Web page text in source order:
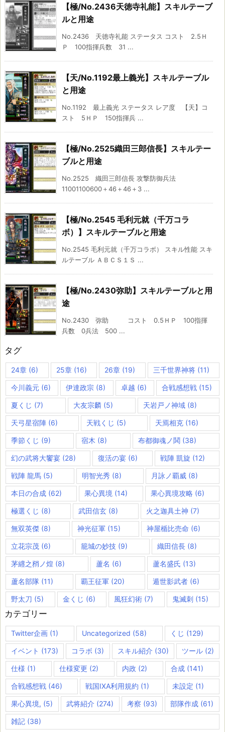
【極/No.2436天徳寺礼能】スキルテーブ
ルと用途
No.2436 天徳寺礼能 ステータス コスト 2.5Ｈ
Ｐ 100指揮兵数 31 ...
【天/No.1192最上義光】スキルテーブル
と用途
No.1192 最上義光 ステータス レア度 【天】コ
スト 5ＨＰ 150指揮兵 ...
【極/No.2525織田三郎信長】スキルテー
ブルと用途
No.2525 織田三郎信長 攻撃防御兵法
11001100600＋46＋46＋3 ...
【極/No.2545 毛利元就（千万コラ
ボ）】スキルテーブルと用途
No.2545 毛利元就（千万コラボ） スキル性能 スキ
ルテーブル ＡＢＣＳ１Ｓ ...
【極/No.2430弥助】スキルテーブルと用
途
No.2430 弥助 コスト 0.5ＨＰ 100指揮
兵数 0兵法 500 ...
タグ
24章 (6) 25章(16) 26章 (19) 三千世界神将(11)
今川義元 (6) 伊達政宗 (8) 卓越 (6) 合戦感想戦(15)
夏くじ (7) 大友宗麟 (5) 天岩戸ノ神域 (8)
天弓星宿陣 (6) 天戦くじ (5) 天焉相克(16)
季節くじ (9) 宿木 (8) 布都御魂ノ鬨 (38)
幻の武将大饗宴 (28) 復活の宴 (6) 戦陣 凱旋 (12)
戦陣 龍馬 (5) 明智光秀 (8) 月詠ノ覇威(8)
本日の合成 (62) 果心異境 (14) 果心異境攻略 (6)
極選くじ (8) 武田信玄 (8) 火之迦具土神 (7)
無双英傑 (8) 神光征軍(15) 神屋楯比売命 (6)
立花宗茂 (6) 籠城の妙技(9) 織田信長 (8)
茅纒之矟ノ煌 (8) 蘆名 (6) 蘆名盛氏 (13)
蘆名部隊 (11) 覇王征軍 (20) 遁世影武者(6)
野太刀 (5) 金くじ (6) 風狂幻術 (7) 鬼滅刺 (15)
カテゴリー
Twitter企画 (1) Uncategorized (58) くじ (129)
イベント (173) コラボ (3) スキル紹介 (30) ツール(2)
仕様 (1) 仕様変更 (2) 内政 (2) 合成 (141)
合戦感想戦 (46) 戦国IXA利用規約 (1) 未設定 (1)
果心異境, (5) 武将紹介 (274) 考察 (93) 部隊作成 (61)
雑記 (38)